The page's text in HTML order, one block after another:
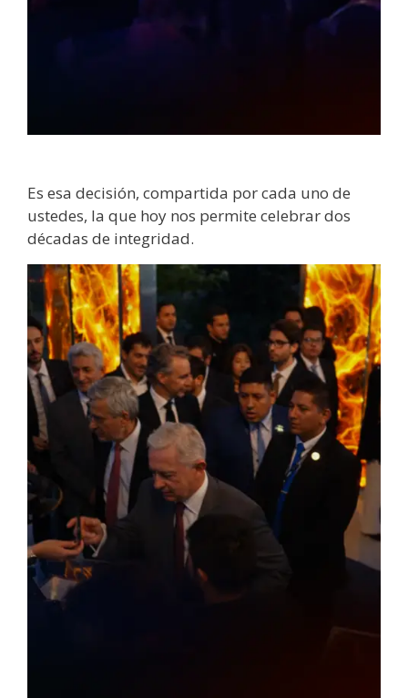
Es esa decisión, compartida por cada uno de
ustedes, la que hoy nos permite celebrar dos
décadas de integridad.